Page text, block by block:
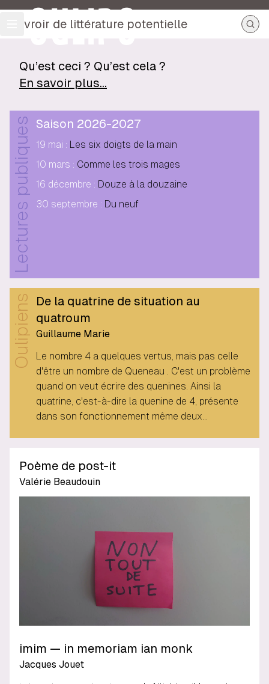
OULIPO
ouvroir de littérature potentielle
Qu’est ceci ? Qu’est cela ?
En savoir plus…
Lectures publiques Saison 2026-2027
19 mai : Les six doigts de la main
10 mars : Comme les trois mages
16 décembre : Douze à la douzaine
30 septembre : Du neuf
Oulipiens De la quatrine de situation au
quatroum
Guillaume Marie
Le nombre 4 a quelques vertus, mais pas celle
d'être un nombre de Queneau . C'est un problème
quand on veut écrire des quenines. Ainsi la
quatrine, c'est-à-dire la quenine de 4, présente
dans son fonctionnement même deux…
Poème de post-it
Valérie Beaudouin
imim — in memoriam ian monk
Jacques Jouet